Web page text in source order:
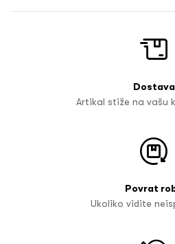
Dostava
Artikal stiže na vašu
Povrat
Ukoliko vidite